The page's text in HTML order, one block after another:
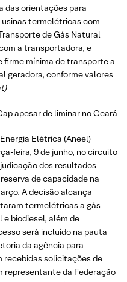
das orientações para
termelétricas com
de Gás Natural
a transportadora, e
firme mínima de transporte a
geradora, conforme valores
apesar de liminar no Ceará
Elétrica (Aneel)
feira, 9 de junho, no circuito
dos resultados
de capacidade na
A decisão alcança
termelétricas a gás
e biodiesel, além de
será incluído na pauta
da agência para
recebidas solicitações de
representante da Federação